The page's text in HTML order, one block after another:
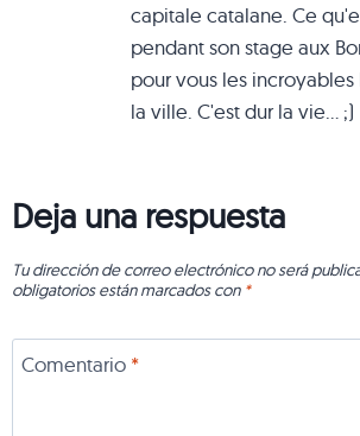
capitale catalane. Ce
pendant son stage aux
pour vous les incroyables
la ville. C'est dur la vie... ;)
Deja una respuesta
Tu dirección de correo electrónico no será
obligatorios están marcados con *
Comentario *